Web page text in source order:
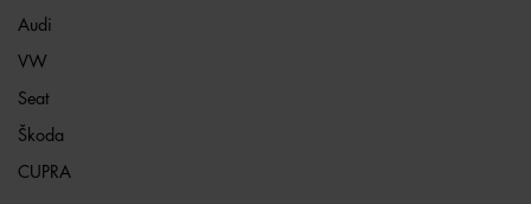
Audi
VW
Seat
Škoda
CUPRA